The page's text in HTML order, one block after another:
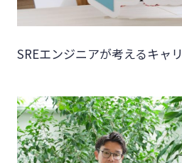
SREエンジニアが考えるキャ